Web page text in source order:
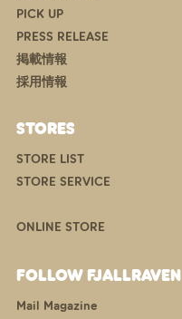
PICK UP
PRESS RELEASE
掲載情報
採用情報
STORES
STORE LIST
STORE SERVICE
ONLINE STORE
FOLLOW FJALLRAVEN
Mail Magazine